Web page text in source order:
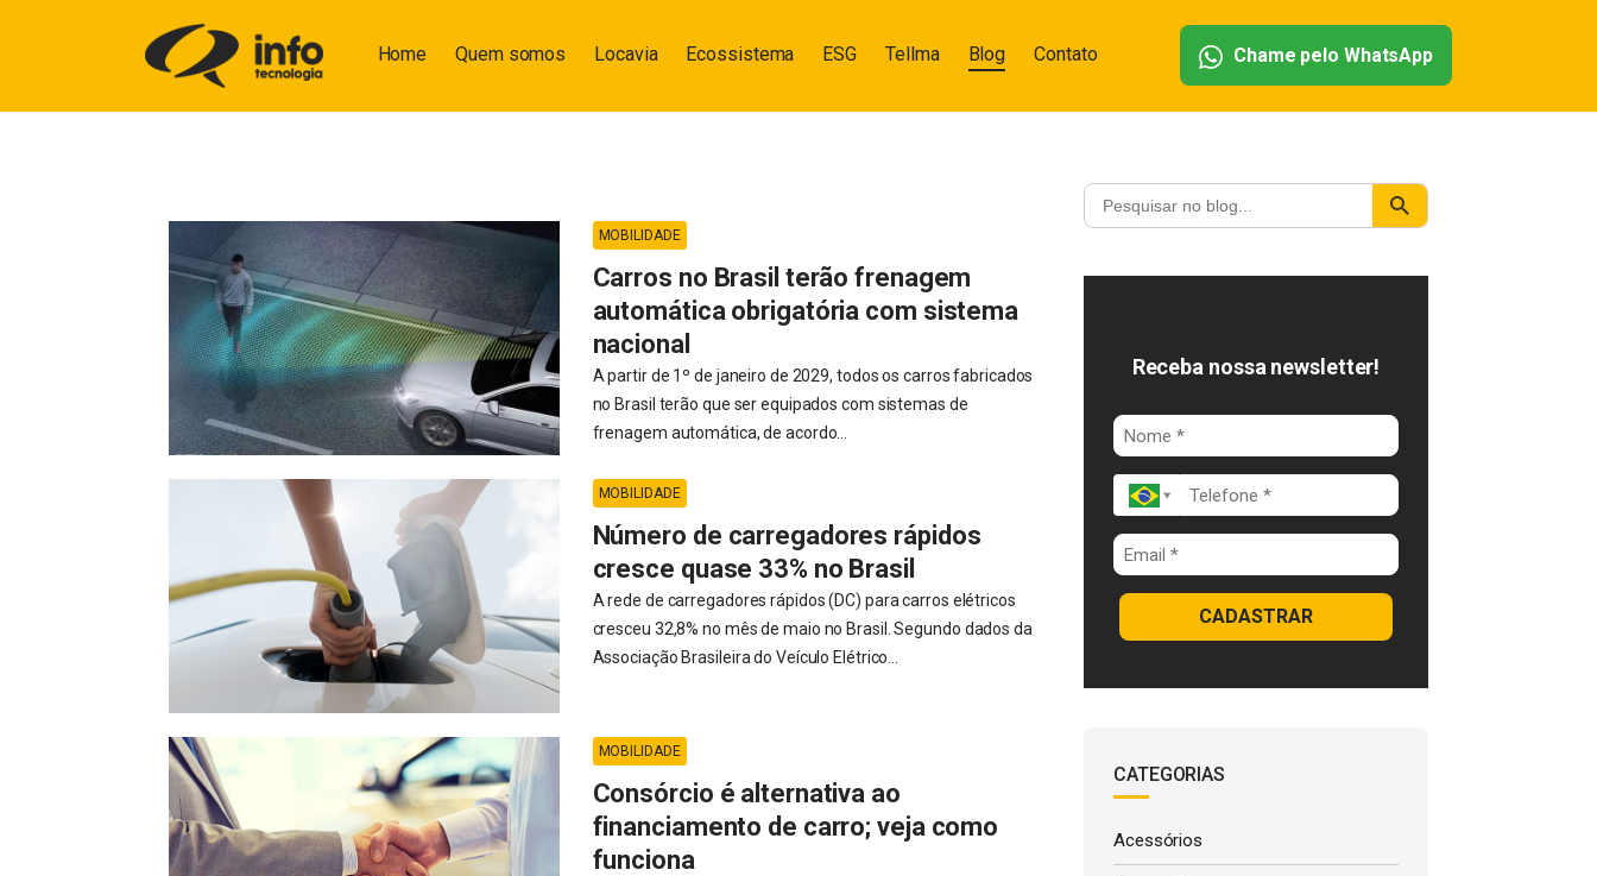
Home Quem somos Locavia Ecossistema ESG Tellma Blog Contato Chame pelo WhatsApp
MOBILIDADE
Carros no Brasil terão frenagem
automática obrigatória com sistema
nacional
A partir de 1º de janeiro de 2029, todos os carros fabricados
no Brasil terão que ser equipados com sistemas de
frenagem automática, de acordo...
MOBILIDADE
Número de carregadores rápidos
cresce quase 33% no Brasil
A rede de carregadores rápidos (DC) para carros elétricos
cresceu 32,8% no mês de maio no Brasil. Segundo dados da
Associação Brasileira do Veículo Elétrico...
MOBILIDADE
Consórcio é alternativa ao
financiamento de carro; veja como
funciona
Receba nossa newsletter!
CADASTRAR
CATEGORIAS
Acessórios